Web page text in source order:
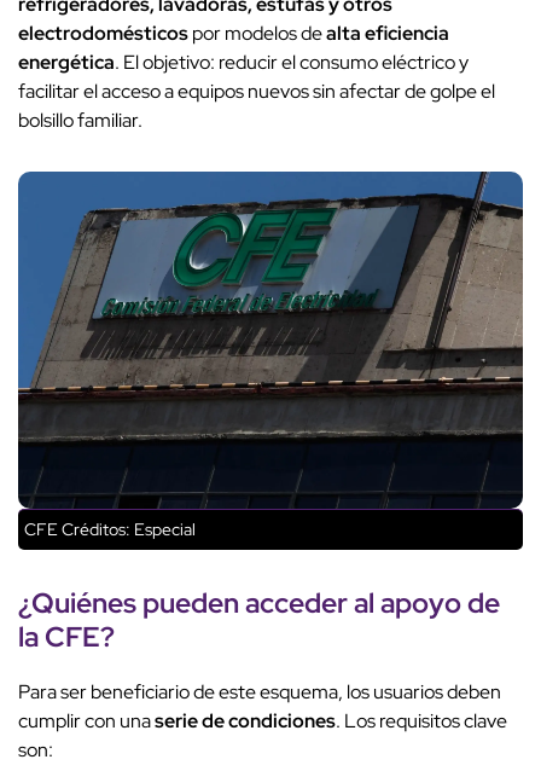
electrodomésticospor modelos dealta eficiencia
energética. El objetivo: reducir el consumo eléctrico y
facilitar el acceso a equipos nuevos sin afectar de golpe el
bolsillo familiar.
CFE Créditos: Especial
¿Quiénes pueden acceder al apoyo de
la CFE?
Para ser beneficiario de este esquema, los usuarios deben
cumplir con unaserie de condiciones. Los requisitos clave
son: